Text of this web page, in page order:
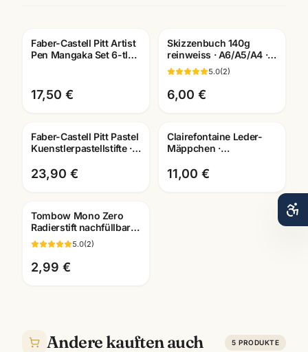
Faber-Castell Pitt Artist
Pen Mangaka Set 6-tlg ·
17,50 €
Skizzenbuch 140g
reinweiss · A6/A5/A4 ·
Zeichenpapier für
Studien unterwegs
5.0(2)
6,00 €
Faber-Castell Pitt Pastel
Kuenstlerpastellstifte ·
Mannheim
23,90 €
Clairefontaine Leder-
Mäppchen ·
Farben + Größen ·
Mannheim
11,00 €
Tombow Mono Zero
Radierstift nachfüllbar ·
Präzisions-Radierer ·
Mannheim
5.0(2)
2,99 €
Andere kauften auch 5 PRODUKTE